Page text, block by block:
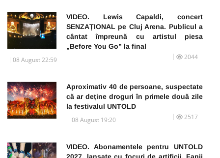
VIDEO. Lewis Capaldi, concert
SENZAȚIONAL pe Cluj Arena. Publicul a
cântat împreună cu artistul piesa
„Before You Go” la final
08 August 22:59 2044
Aproximativ 40 de persoane, suspectate
că ar deține droguri în primele două zile
la festivalul UNTOLD
08 August 19:20 2517
VIDEO. Abonamentele pentru UNTOLD
2027, lansate cu focuri de artificii. Fanii